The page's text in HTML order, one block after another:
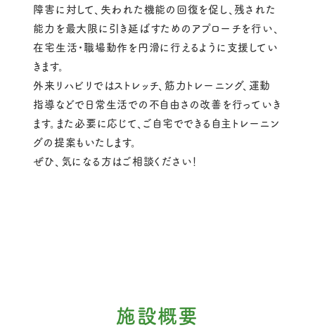
障害に対して、失われた機能の回復を促し、残された
能力を最大限に引き延ばすためのアプローチを行い、
在宅生活・職場動作を円滑に行えるように支援してい
きます。
外来リハビリではストレッチ、筋力トレーニング、運動
指導などで日常生活での不自由さの改善を行っていき
ます。また必要に応じて、ご自宅でできる自主トレーニン
グの提案もいたします。
ぜひ、気になる方はご相談ください！
施設概要